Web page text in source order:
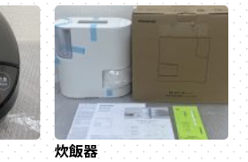
炊飯器